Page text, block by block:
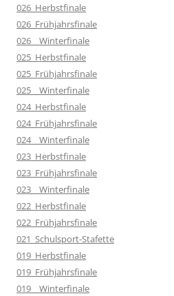
026_Herbstfinale
026_Frühjahrsfinale
026__Winterfinale
025_Herbstfinale
025_Frühjahrsfinale
025__Winterfinale
024_Herbstfinale
024_Frühjahrsfinale
024__Winterfinale
023_Herbstfinale
023_Frühjahrsfinale
023__Winterfinale
022_Herbstfinale
022_Frühjahrsfinale
021_Schulsport-Stafette
019_Herbstfinale
019_Frühjahrsfinale
019__Winterfinale